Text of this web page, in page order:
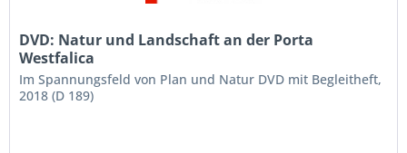
DVD: Natur und Landschaft an der Porta
Westfalica
Im Spannungsfeld von Plan und Natur DVD mit Begleitheft,
2018 (D 189)